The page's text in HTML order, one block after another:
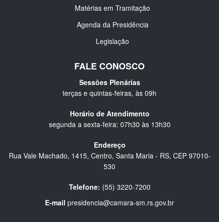
Matérias em Tramitação
Agenda da Presidência
Legislação
FALE CONOSCO
Sessões Plenárias
terças e quintas-feiras, às 09h
Horário de Atendimento
segunda a sexta-feira: 07h30 às 13h30
Endereço
Rua Vale Machado, 1415, Centro, Santa Maria - RS, CEP 97010-
530
Telefone: (55) 3220-7200
E-mail presidencia@camara-sm.rs.gov.br